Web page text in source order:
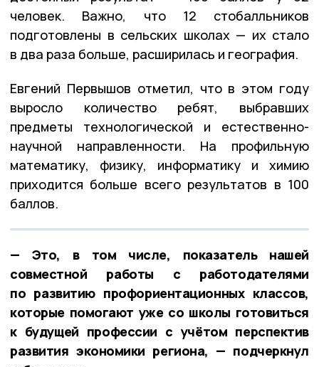
человек. Важно, что 12 стобалльников
подготовлены в сельских школах — их стало
в два раза больше, расширилась и география.
Евгений Первышов отметил, что в этом году
выросло количество ребят, выбравших
предметы технологической и естественно-
научной направленности. На профильную
математику, физику, информатику и химию
приходится больше всего результатов в 100
баллов.
— Это, в том числе, показатель нашей
совместной работы с работодателями
по развитию профориентационных классов,
которые помогают уже со школы готовиться
к будущей профессии с учётом перспектив
развития экономики региона, — подчеркнул